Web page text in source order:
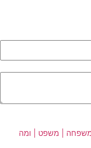
| משפחה | משפט | ומה